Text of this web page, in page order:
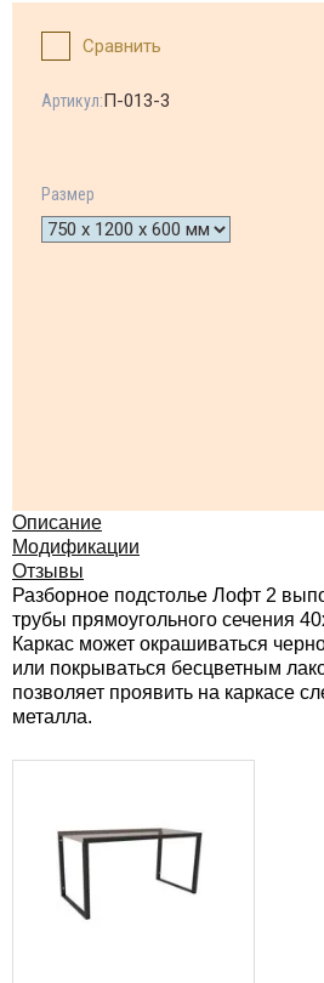
Сравнить
Артикул: П-013-3
Размер
Описание
Модификации
Отзывы
Разборное подстолье Лофт 2
трубы прямоугольного сечения
Каркас может окрашиваться
или покрываться бесцветным
позволяет проявить на каркасе
металла.